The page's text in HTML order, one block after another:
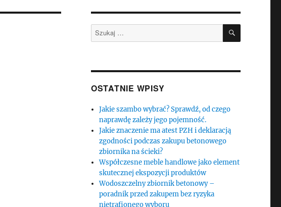
Szukaj: SZUKAJ
OSTATNIE WPISY
Jakie szambo wybrać? Sprawdź, od czego
naprawdę zależy jego pojemność.
Jakie znaczenie ma atest PZH i deklaracją
zgodności podczas zakupu betonowego
zbiornika na ścieki?
Współczesne meble handlowe jako element
skutecznej ekspozycji produktów
Wodoszczelny zbiornik betonowy –
poradnik przed zakupem bez ryzyka
nietrafionego wyboru